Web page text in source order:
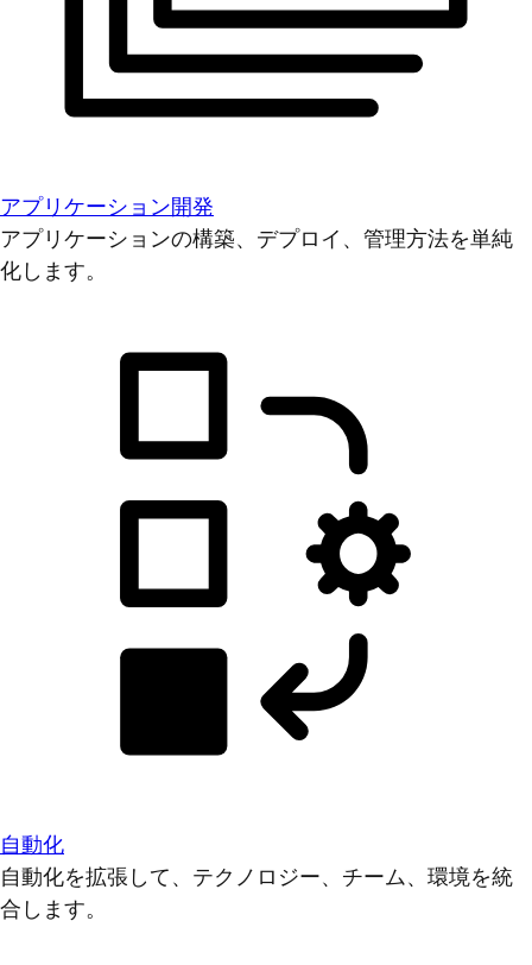
アプリケーション開発
アプリケーションの構築、デプロイ、管理方法を単純
化します。
自動化
自動化を拡張して、テクノロジー、チーム、環境を統
合します。